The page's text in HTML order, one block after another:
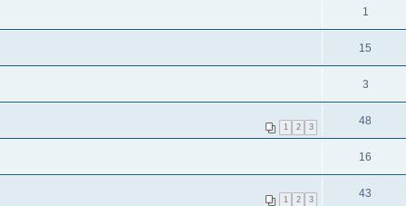
1
15
3
1 2 3 48
16
1 2 3 43